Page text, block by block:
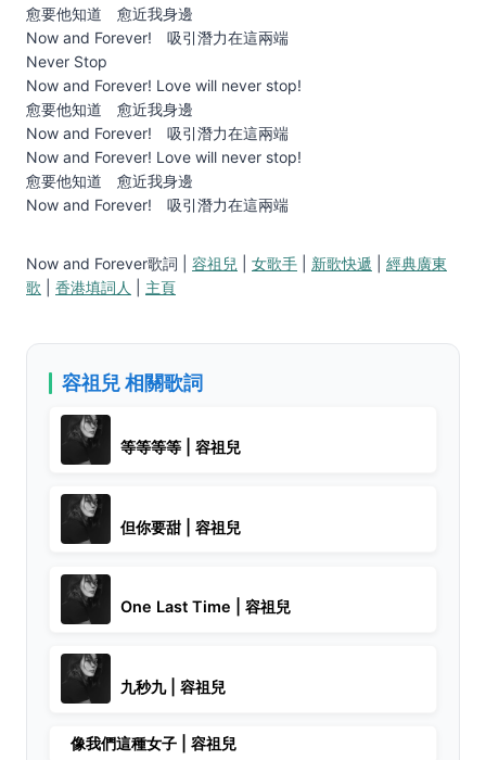
愈要他知道 愈近我身邊
Now and Forever! 吸引潛力在這兩端
Never Stop
Now and Forever! Love will never stop!
愈要他知道 愈近我身邊
Now and Forever! 吸引潛力在這兩端
Now and Forever! Love will never stop!
愈要他知道 愈近我身邊
Now and Forever! 吸引潛力在這兩端
Now and Forever歌詞 | 容祖兒 女歌手 新歌快遞
經典廣東
歌
香港填詞人 主頁
容祖兒 相關歌詞
等等等等 | 容祖兒
但你要甜 | 容祖兒
One Last Time | 容祖兒
九秒九 | 容祖兒
像我們這種女子 | 容祖兒